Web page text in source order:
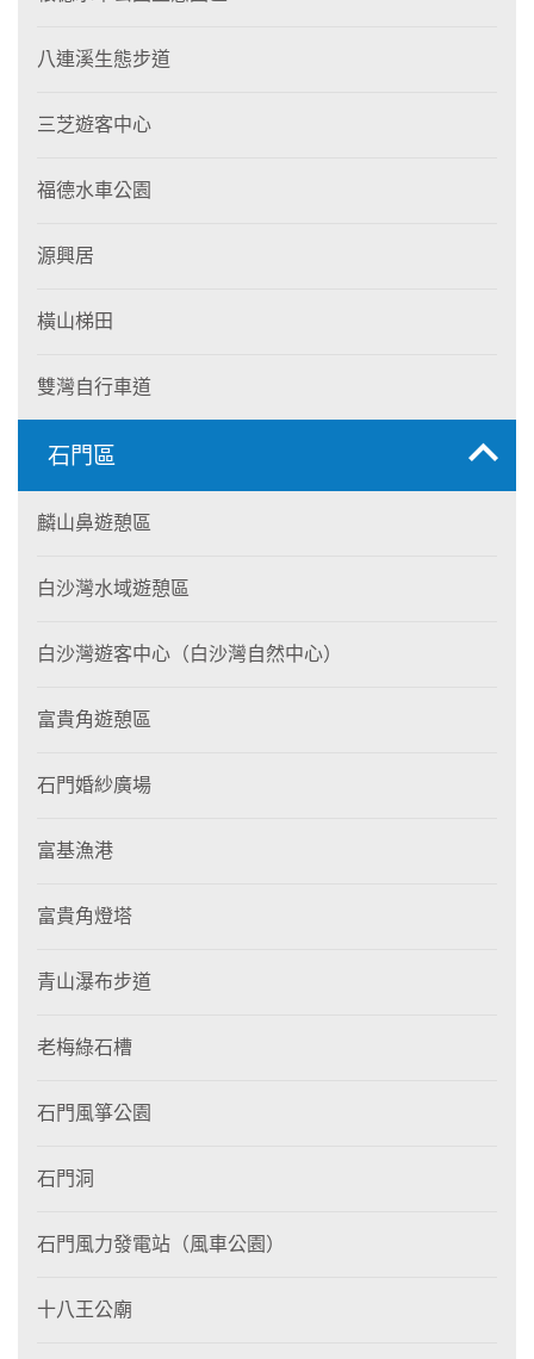
八連溪生態步道
三芝遊客中心
福德水車公園
源興居
橫山梯田
雙灣自行車道
石門區
麟山鼻遊憩區
白沙灣水域遊憩區
白沙灣遊客中心（白沙灣自然中心）
富貴角遊憩區
石門婚紗廣場
富基漁港
富貴角燈塔
青山瀑布步道
老梅綠石槽
石門風箏公園
石門洞
石門風力發電站（風車公園）
十八王公廟